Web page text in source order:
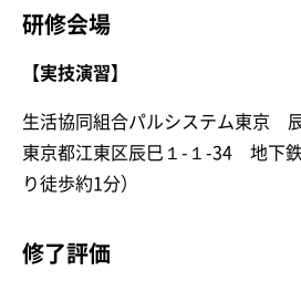
研修会場
【実技演習】
生活協同組合パルシステム東京
東京都江東区辰巳１-１-34 地下
り徒歩約1分）
修了評価